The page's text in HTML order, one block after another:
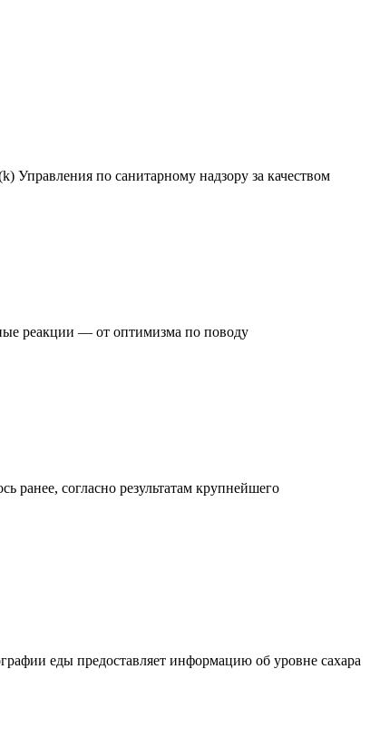
Управления по санитарному надзору за качеством
реакции — от оптимизма по поводу
ранее, согласно результатам крупнейшего
еды предоставляет информацию об уровне сахара